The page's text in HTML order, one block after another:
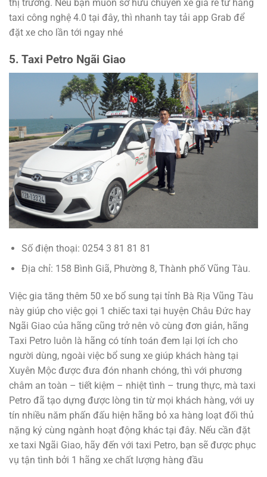
thị trường. Nếu bạn muốn sở hữu chuyến xe giá rẻ từ hãng
taxi công nghệ 4.0 tại đây, thì nhanh tay tải app Grab để
đặt xe cho lần tới ngay nhé
5. Taxi Petro Ngãi Giao
Số điện thoại: 0254 3 81 81 81
Địa chỉ: 158 Bình Giã, Phường 8, Thành phố Vũng Tàu.
Việc gia tăng thêm 50 xe bổ sung tại tỉnh Bà Rịa Vũng Tàu
này giúp cho việc gọi 1 chiếc taxi tại huyện Châu Đức hay
Ngãi Giao của hãng cũng trở nên vô cùng đơn giản, hãng
Taxi Petro luôn là hãng có tính toán đem lại lợi ích cho
người dùng, ngoài việc bổ sung xe giúp khách hàng tại
Xuyên Mộc được đưa đón nhanh chóng, thì với phương
châm an toàn – tiết kiệm – nhiệt tình – trung thực, mà taxi
Petro đã tạo dựng được lòng tin từ mọi khách hàng, với uy
tín nhiều năm phấn đấu hiện hãng bỏ xa hàng loạt đối thủ
nặng ký cùng ngành hoạt động khác tại đây. Nếu cần đặt
xe taxi Ngãi Giao, hãy đến với taxi Petro, bạn sẽ được phục
vụ tận tình bởi 1 hãng xe chất lượng hàng đầu